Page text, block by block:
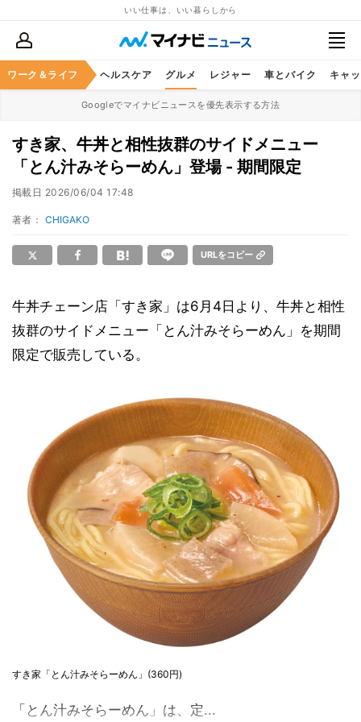
いい仕事は、いい暮らしから
ワーク＆ライフ
マネー 暮らし ヘルスケア グルメ レジャー 車とバイク キャ
Googleでマイナビニュースを優先表示する方法
すき家、牛丼と相性抜群のサイドメニュー
「とん汁みそらーめん」登場 - 期間限定
掲載日 2026/06/04 17:48
著者： CHIGAKO
URLをコピー
牛丼チェーン店「すき家」は6月4日より、牛丼と相性
抜群のサイドメニュー「とん汁みそらーめん」を期間
限定で販売している。
すき家「とん汁みそらーめん」(360円)
「とん汁みそらーめん」は、定...